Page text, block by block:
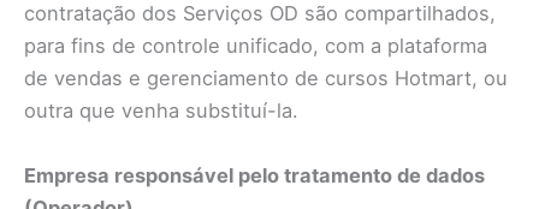
contratação dos Serviços OD são compartilhados,
para fins de controle unificado, com a plataforma
de vendas e gerenciamento de cursos Hotmart, ou
outra que venha substituí-la.
Empresa responsável pelo tratamento de dados